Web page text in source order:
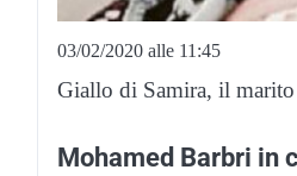
03/02/2020 alle 11:45
Giallo di Samira, il marito
Mohamed Barbri in